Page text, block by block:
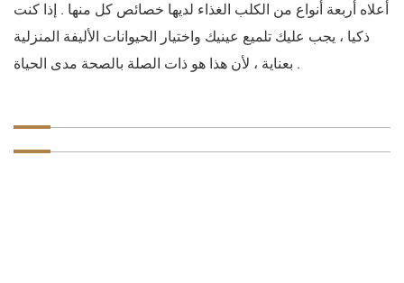
أعلاه أربعة أنواع من الكلب الغذاء لديها خصائص كل منها . إذا كنت
ذكيا ، يجب عليك تلميع عينيك واختيار الحيوانات الأليفة المنزلية
بعناية ، لأن هذا هو ذات الصلة بالصحة مدى الحياة .